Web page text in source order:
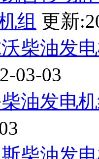
组 更新
03-03